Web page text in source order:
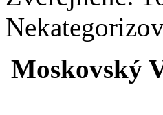
Moskovský